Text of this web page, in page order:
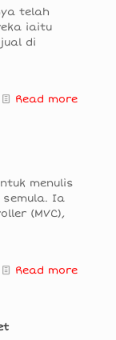
telah
iaitu
di
Read more
menulis
semula. Ia
(MVC),
Read more